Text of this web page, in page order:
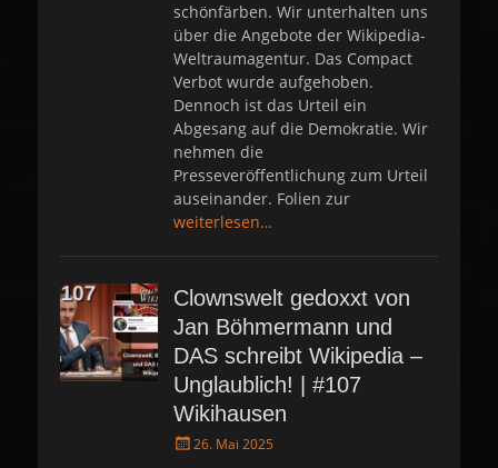
schönfärben. Wir unterhalten uns
über die Angebote der Wikipedia-
Weltraumagentur. Das Compact
Verbot wurde aufgehoben.
Dennoch ist das Urteil ein
Abgesang auf die Demokratie. Wir
nehmen die
Presseveröffentlichung zum Urteil
auseinander. Folien zur
weiterlesen…
Clownswelt gedoxxt von
Jan Böhmermann und
DAS schreibt Wikipedia –
Unglaublich! | #107
Wikihausen
P
26. Mai 2025